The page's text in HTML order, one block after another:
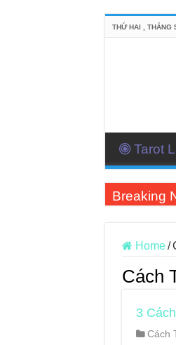
THỨ HAI , THÁNG
Tarot
Breaking
Home /
Cách
3
Cách